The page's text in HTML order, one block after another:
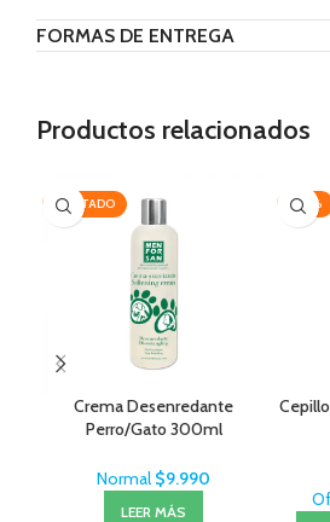
FORMAS DE ENTREGA
Productos relacionados
AGOTADO
Crema Desenredante
Perro/Gato 300ml
Normal $9.990
LEER MÁS
-20%